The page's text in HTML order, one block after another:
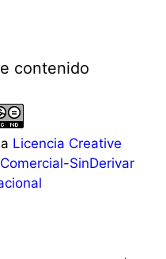
contenido
Licencia Creative
SinDerivar